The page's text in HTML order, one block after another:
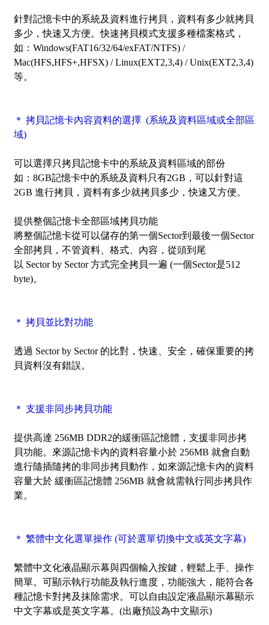
針對記憶卡中的系統及資料進行拷貝，資料有多少就拷貝
多少，快速又方便。快速拷貝模式支援多種檔案格式，
如：Windows(FAT16/32/64/exFAT/NTFS) /
Mac(HFS,HFS+,HFSX) / Linux(EXT2,3,4) / Unix(EXT2,3,4)
等。
＊ 拷貝記憶卡內容資料的選擇 (系統及資料區域或全部區
域)
可以選擇只拷貝記憶卡中的系統及資料區域的部份
如：8GB記憶卡中的系統及資料只有2GB，可以針對這
2GB 進行拷貝，資料有多少就拷貝多少，快速又方便。
提供整個記憶卡全部區域拷貝功能
將整個記憶卡從可以儲存的第一個Sector到最後一個Sector
全部拷貝，不管資料、格式、內容，從頭到尾
以 Sector by Sector方式完全拷貝一遍 (一個Sector是512
byte)。
＊ 拷貝並比對功能
透過 Sector by Sector的比對，快速、安全，確保重要的拷
貝資料沒有錯誤。
＊ 支援非同步拷貝功能
提供高達 256MB DDR2的緩衝區記憶體，支援非同步拷
貝功能。來源記憶卡內的資料容量小於 256MB 就會自動
進行隨插隨拷的非同步拷貝動作，如來源記憶卡內的資料
容量大於 緩衝區記憶體 256MB 就會就需執行同步拷貝作
業。
＊ 繁體中文化選單操作 (可於選單切換中文或英文字幕)
繁體中文化液晶顯示幕與四個輸入按鍵，輕鬆上手、操作
簡單。可顯示執行功能及執行進度，功能強大，能符合各
種記憶卡對拷及抹除需求。可以自由設定液晶顯示幕顯示
中文字幕或是英文字幕。(出廠預設為中文顯示)